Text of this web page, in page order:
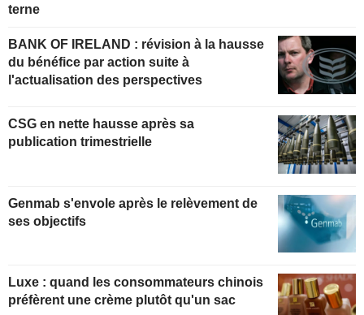
terne
BANK OF IRELAND : révision à la hausse
du bénéfice par action suite à
l'actualisation des perspectives
CSG en nette hausse après sa
publication trimestrielle
Genmab s'envole après le relèvement de
ses objectifs
Luxe : quand les consommateurs chinois
préfèrent une crème plutôt qu'un sac